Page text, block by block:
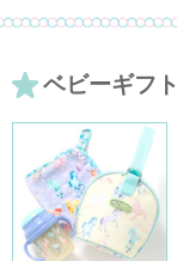
ベビーギフト